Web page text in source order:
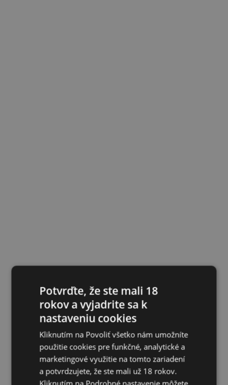
Potvrďte, že ste mali 18
rokov a vyjadrite sa k
nastaveniu cookies
Kliknutím na Povoliť všetko nám umožníte
použitie cookies pre funkčné, analytické a
marketingové využitie na tomto zariadení
a potvrdzujete, že ste mali už 18 rokov.